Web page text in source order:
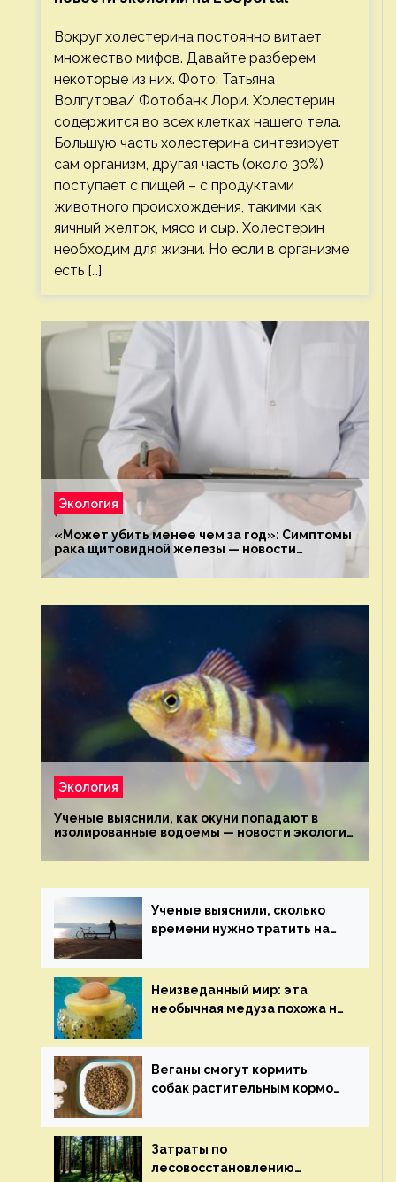
Вокруг холестерина постоянно витает
множество мифов. Давайте разберем
некоторые из них. Фото: Татьяна
Волгутова/ Фотобанк Лори. Холестерин
содержится во всех клетках нашего тела.
Большую часть холестерина синтезирует
сам организм, другая часть (около 30%)
поступает с пищей – с продуктами
животного происхождения, такими как
яичный желток, мясо и сыр. Холестерин
необходим для жизни. Но если в организме
есть […]
Экология
«Может убить менее чем за год»: Симптомы
рака щитовидной железы — новости
экологии на ECOportal
Экология
Ученые выяснили, как окуни попадают в
изолированные водоемы — новости экологии
Ученые выяснили, сколько
времени нужно тратить на
здоровья — новости экологии
на ECOportal
Неизведанный мир: эта
необычная медуза похожа на
экологии на ECOportal
Веганы смогут кормить
собак растительным кормом
здоровье — новости
экологии на ECOportal
Затраты по
лесовосстановлению